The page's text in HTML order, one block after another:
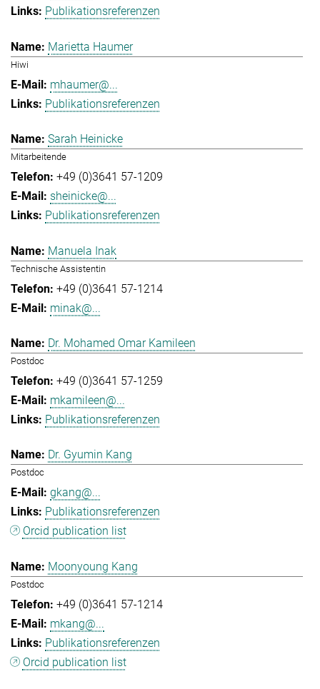
Publikationsreferenzen
Marietta Haumer
Hiwi
mhaumer@...
Publikationsreferenzen
Sarah Heinicke
Mitarbeitende
+49 (0)3641 57-1209
sheinicke@...
Publikationsreferenzen
Manuela Inak
Technische Assistentin
+49 (0)3641 57-1214
minak@...
Dr. Mohamed Omar Kamileen
Postdoc
+49 (0)3641 57-1259
mkamileen@...
Publikationsreferenzen
Dr. Gyumin Kang
Postdoc
gkang@...
Publikationsreferenzen
Orcid publication list
Moonyoung Kang
Postdoc
+49 (0)3641 57-1214
mkang@...
Publikationsreferenzen
Orcid publication list